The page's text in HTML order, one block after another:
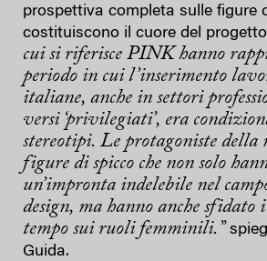
prospettiva completa sulle figure
costituiscono il cuore del
cui si riferisce PINK hanno
periodo in cui l’inserimento
italiane, anche in settori
versi ‘privilegiati’, era
stereotipi. Le protagoniste della
figure di spicco che non solo
un’impronta indelebile nel
design, ma hanno anche
tempo sui ruoli femminili.”
Guida.